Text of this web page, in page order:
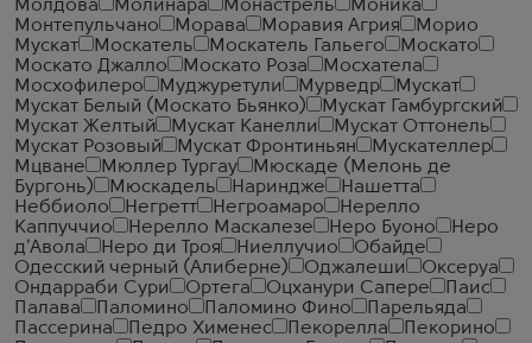
Молдова
Молинара Монастрель
Моника
Монтепульчано
Морава Моравия Агрия
Морио
Мускат
Москатель Москатель Гальего
Москато
Москато Джалло
Москато Роза
Мосхатела
Мосхофилеро
Муджуретули Мурведр
Мускат
Мускат Белый (Москато Бьянко)
Мускат Гамбургский
Мускат Желтый
Мускат Канелли
Мускат Оттонель
Мускат Розовый
Мускат Фронтиньян
Мускателлер
Мцване
Мюллер Тургау
Мюскаде (Мелонь де
Бургонь)
Мюскадель Нариндже
Нашетта
Неббиоло
Негретт Негроамаро
Нерелло
Каппуччио
Нерелло Маскалезе Неро Буоно
Неро
д'Авола
Неро ди Троя Ниеллучио
Обайде
Одесский черный (Алиберне)
Оджалеши
Оксеруа
Ондарраби Сури
Ортега Оцханури Сапере
Паис
Палава
Паломино Паломино Фино
Парельяда
Пассерина
Педро Хименес Пекорелла
Пекорино